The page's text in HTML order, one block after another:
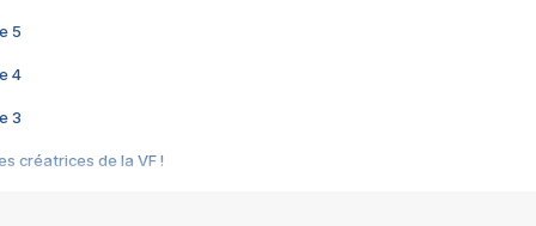
5
4
3
créatrices de la VF !